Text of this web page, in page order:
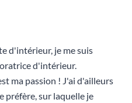
d'intérieur, je me suis
d'intérieur.
ma passion ! J'ai d'ailleurs
préfère, sur laquelle je